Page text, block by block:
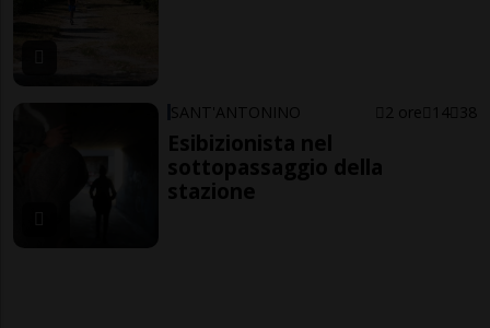
SANT'ANTONINO 2 ore 14 38
Esibizionista nel
sottopassaggio della
stazione